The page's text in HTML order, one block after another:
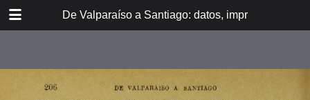
De Valparaíso a Santiago: datos, impresiones,
DOWNLOAD